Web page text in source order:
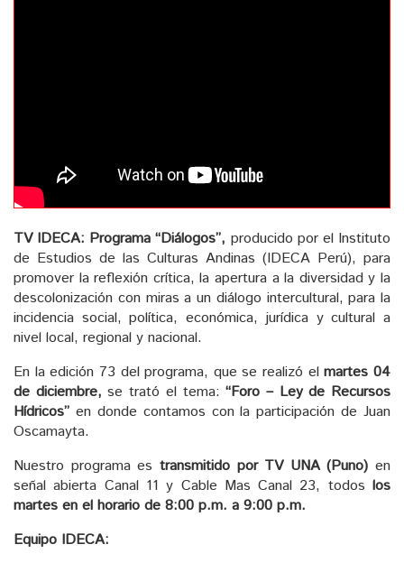
TV IDECA: Programa “Diálogos”, producido por el Instituto
de Estudios de las Culturas Andinas (IDECA Perú), para
promover la reflexión crítica, la apertura a la diversidad y la
descolonización con miras a un diálogo intercultural, para la
incidencia social, política, económica, jurídica y cultural a
nivel local, regional y nacional.
En la edición 73 del programa, que se realizó elmartes 04
de diciembre, se trató el tema:“Foro – Ley de Recursos
Hídricos” en donde contamos con la participación de Juan
Oscamayta.
Nuestro programa es transmitido por TV UNA (Puno) en
señal abierta Canal 11 y Cable Mas Canal 23, todos los
martes en el horario de 8:00 p.m. a 9:00 p.m.
Equipo IDECA: